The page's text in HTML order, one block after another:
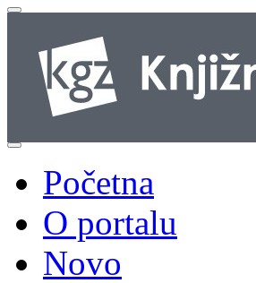
Početna
O portalu
Novo